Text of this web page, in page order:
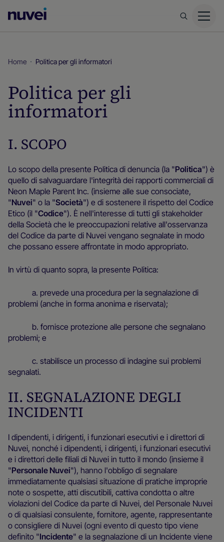
di
Home Politica per gli informatori
Politica per gli
informatori
I. SCOPO
Lo scopo della presente Politica di denuncia (la "Politica") è
quello di salvaguardare l'integrità dei rapporti commerciali di
Neon Maple Parent Inc. (insieme alle sue consociate,
"Nuvei" o la "Società") e di sostenere il rispetto del Codice
Etico (il "Codice"). È nell'interesse di tutti gli stakeholder
della Società che le preoccupazioni relative all'osservanza
del Codice da parte di Nuvei vengano segnalate in modo
che possano essere affrontate in modo appropriato.
In virtù di quanto sopra, la presente Politica:
a. prevede una procedura per la segnalazione di
problemi (anche in forma anonima e riservata);
b. fornisce protezione alle persone che segnalano
problemi; e
c. stabilisce un processo di indagine sui problemi
segnalati.
II. SEGNALAZIONE DEGLI
INCIDENTI
I dipendenti, i dirigenti, i funzionari esecutivi e i direttori di
Nuvei, nonché i dipendenti, i dirigenti, i funzionari esecutivi
e i direttori delle filiali di Nuvei in tutto il mondo (insieme il
"Personale Nuvei"), hanno l'obbligo di segnalare
immediatamente qualsiasi situazione di pratiche improprie
note o sospette, atti discutibili, cattiva condotta o altre
violazioni del Codice da parte di Nuvei, del Personale Nuvei
o di qualsiasi consulente, fornitore, agente, rappresentante
o consigliere di Nuvei (ogni evento di questo tipo viene
definito "Incidente" e la segnalazione di un Incidente viene